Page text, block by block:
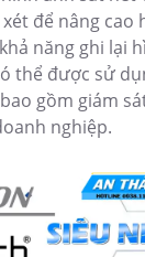
để nâng cao
năng ghi lại
thể được sử
gồm giám
nghiệp.